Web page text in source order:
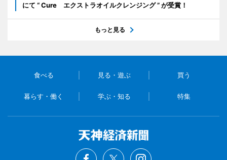
にて “ Cure エクストラオイルクレンジング ” が受賞！
もっと見る
食べる 見る・遊ぶ 買う
暮らす・働く 学ぶ・知る 特集